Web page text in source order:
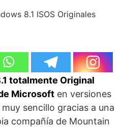
8.1 ISOS Originales
totalmente Original
Microsoft en versiones
sencillo gracias a una
compañía de Mountain